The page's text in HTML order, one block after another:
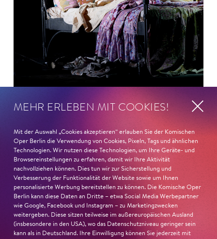
26. Juni 2026
Ambur Braid für DER FAUST
nominiert
Ambur Braidist für den Deutschen Theaterpreis DER
FAUST nominiert in der Kategorie »Darsteller:in
Musiktheater«. Ihr eindrucksvolles Rollendebüt als
Katerina Lwowna Ismailowa in Barrie KoskysLady
Macbeth von Mzensk sei jederzeit authentisch, ziehe das
Publikum in ihren Bann, fordere zum Miterleben und
Mitleiden heraus – niemand im Saal bliebe teilnahmslos
MEHR ERLEBEN MIT COOKIES!
Mit der Auswahl „Cookies akzeptieren“ erlauben Sie der Komischen
Oper Berlin die Verwendung von Cookies, Pixeln, Tags und ähnlichen
Technologien. Wir nutzen diese Technologien, um Ihre Geräte- und
Browsereinstellungen zu erfahren, damit wir Ihre Aktivität
nachvollziehen können. Dies tun wir zur Sicherstellung und
Verbesserung der Funktionalität der Website sowie um Ihnen
personalisierte Werbung bereitstellen zu können. Die Komische Oper
Berlin kann diese Daten an Dritte – etwa Social Media Werbepartner
wie Google, Facebook und Instagram – zu Marketingzwecken
weitergeben. Diese sitzen teilweise im außereuropäischen Ausland
(insbesondere in den USA), wo das Datenschutzniveau geringer sein
kann als in Deutschland. Ihre Einwilligung können Sie jederzeit mit